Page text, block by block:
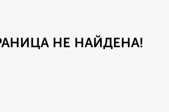
НЕ НАЙДЕНА!